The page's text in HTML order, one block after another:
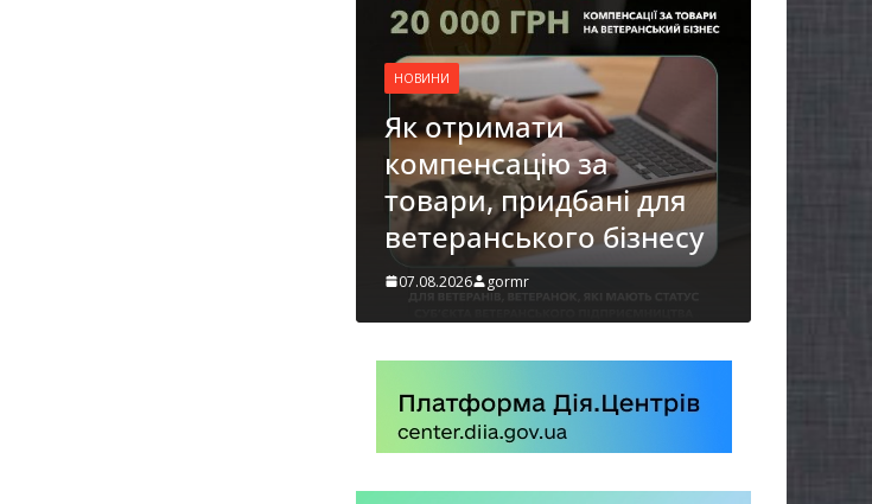
товари, придбані для
ветеранського бізнесу
України з прав людини
проводить опитування
щодо реалізації права
осіб з інвалідністю на
працю
07.08.2026 gormr